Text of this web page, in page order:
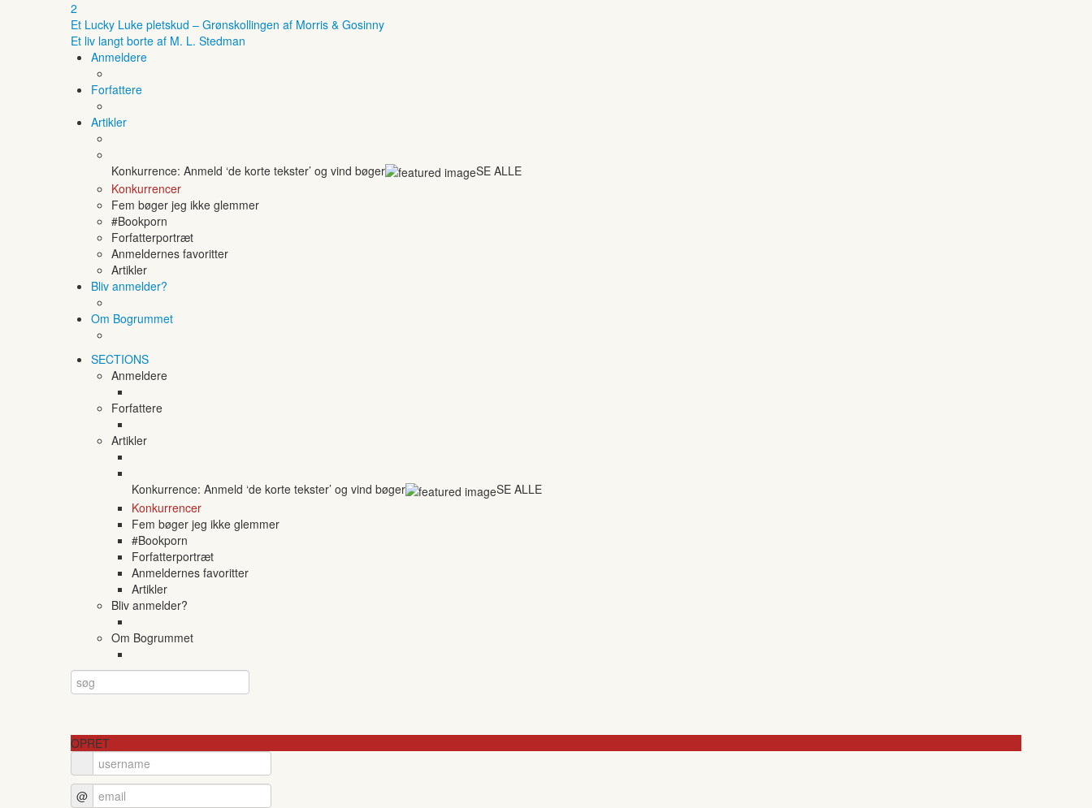
2
Et Lucky Luke pletskud – Grønskollingen af Morris & Gosinny
Et liv langt borte af M. L. Stedman
Anmeldere
Forfattere
Artikler
Konkurrence: Anmeld ‘de korte tekster’ og vind bøger
SE ALLE
Konkurrencer
Fem bøger jeg ikke glemmer
#Bookporn
Forfatterportræt
Anmeldernes favoritter
Artikler
Bliv anmelder?
Om Bogrummet
SECTIONS
Anmeldere
Forfattere
Artikler
Konkurrence: Anmeld ‘de korte tekster’ og vind bøger
SE ALLE
Konkurrencer
Fem bøger jeg ikke glemmer
#Bookporn
Forfatterportræt
Anmeldernes favoritter
Artikler
Bliv anmelder?
Om Bogrummet
OPRET
@